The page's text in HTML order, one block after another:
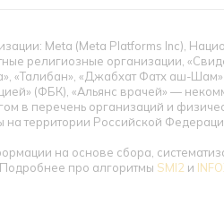
Meta (Meta Platforms Inc),
религиозные организации,
«Талибан», «Джабхат Фатх аш-
(ФБК), «Альянс врачей» —
в перечень организаций и
на территории Российской
на основе сбора,
про алгоритмы SMI2 и